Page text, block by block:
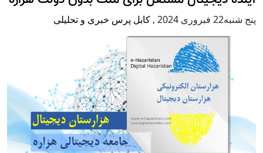
پنج شنبه22 فبروری 2024 , کابل پرس خبری و تحلیلی